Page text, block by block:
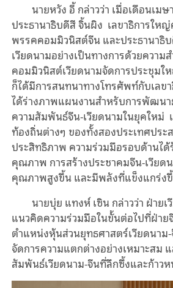
นายหวัง อี้ กล่าวว่า เมื่อเดือนเม
ประธานาธิบดีสี จิ้นผิง เลขาธิการให
พรรคคอมมิวนิสต์จีน และประธานาธิ
เวียดนามอย่างเป็นทางการด้วยความ
คอมมิวนิสต์เวียดนามจัดการประชุม
ก็ได้มีการสนทนาทางโทรศัพท์กับเลข
ได้ร่างภาพแผนงานสำหรับการพัฒน
ความสัมพันธ์จีน-เวียดนามในยุคใหม่
ท้องถิ่นต่างๆ ของทั้งสองประเทศประ
ประสิทธิภาพ ความร่วมมือรอบด้านไ
คุณภาพ การสร้างประชาคมจีน-เวีย
คุณภาพสูงขึ้น และมีพลังที่แข็งแกร่ง
นายบุ่ย แทงห์ เซิน กล่าวว่า ฝ่าย
แนวคิดความร่วมมือในขั้นต่อไปที่ฝ่าย
ตำแหน่งหุ้นส่วนยุทธศาสตร์เวียดนา
จัดการความแตกต่างอย่างเหมาะสม
สัมพันธ์เวียดนาม-จีนที่ลึกซึ้งและก้าว